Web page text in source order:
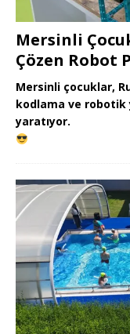
Mersinli
Çözen Robot
Mersinli çocuklar,
kodlama ve
yaratıyor.